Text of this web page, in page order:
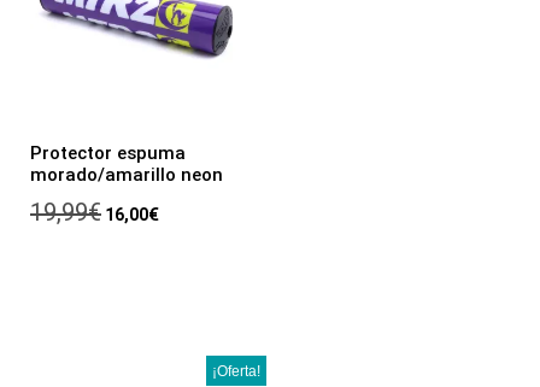
Protector espuma
morado/amarillo neon
19,99€ 16,00€
¡Oferta!